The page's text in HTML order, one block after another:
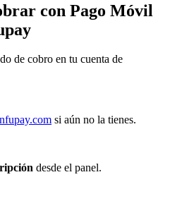
con Pago Móvil
de cobro en tu cuenta de
si aún no la tienes.
desde el panel.